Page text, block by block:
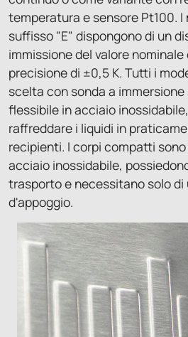
temperatura e sensore Pt100.
suffisso "E" dispongono di un
immissione del valore
precisione di ±0,5 K. Tutti i
scelta con sonda a
flessibile in acciaio
raffreddare i liquidi in
recipienti. I corpi compatti
acciaio inossidabile,
trasporto e necessitano solo
d'appoggio.